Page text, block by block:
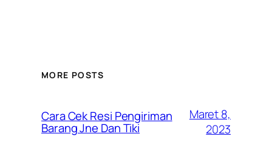
MORE POSTS
Cara Cek Resi Pengiriman
Barang Jne Dan Tiki
Maret 8,
2023